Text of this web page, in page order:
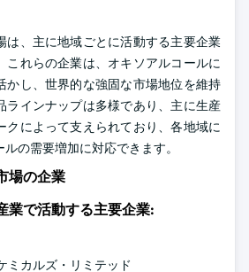
は、主に地域ごとに活動する主要企業
これらの企業は、オキソアルコールに
かし、世界的な強固な市場地位を維持
ラインナップは多様であり、主に生産
クによって支えられており、各地域に
の需要増加に対応できます。
場の企業
業で活動する主要企業:
ミカルズ・リミテッド